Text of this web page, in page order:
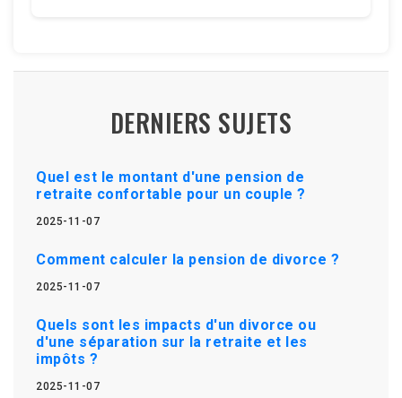
DERNIERS SUJETS
Quel est le montant d'une pension de
retraite confortable pour un couple ?
2025-11-07
Comment calculer la pension de divorce ?
2025-11-07
Quels sont les impacts d'un divorce ou
d'une séparation sur la retraite et les
impôts ?
2025-11-07